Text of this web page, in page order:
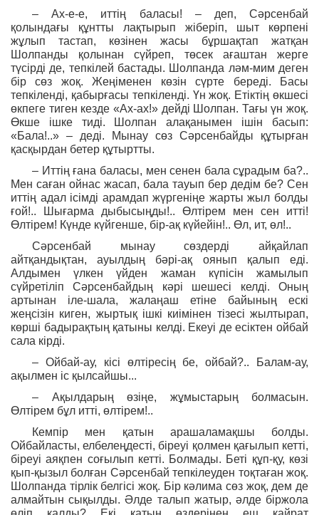
– Ах-е-е, иттің баласы! – деп, Сәрсенбай
қолындағы құнтты лақтырып жіберіп, шыт көрпені
жұлып тастап, көзінен жасы бұршақтап жатқан
Шолпанды қолынан сүйреп, төсек ағаштан жерге
түсірді де, тепкілей бастады. Шолпанда ләм-мим деген
бір сөз жоқ. Жеңіменен көзін сүрте береді. Басы
тепкіленді, қабырғасы тепкіленді. Үн жоқ. Етіктің өкшесі
өкпеге тиген кезде «Ах-ах!» дейді Шолпан. Тағы үн жоқ.
Өкше ішке тиді. Шолпан алақанымен ішін басып:
«Бала!..» – деді. Мынау сөз Сәрсенбайды құтырған
қасқырдан бетер құтыртты.
– Иттің ғана баласы, мен сенен бала сұрадым ба?..
Мен саған ойнас жасап, бала тауып бер дедім бе? Сен
иттің адал ісімді арамдап жүргеніңе жарты жыл болды
ғой!.. Шығарма дыбысыңды!.. Өлтірем мен сен итті!
Өлтірем! Күнде күйгенше, бір-ақ күйейін!.. Өл, ит, өл!..
Сәрсенбай мынау сөздерді айқайлап
айтқандықтан, ауылдың бәрі-ақ оянып қалып еді.
Алдымен үлкен үйден жаман күпісін жамылып
сүйретіліп Сәрсенбайдың кәрі шешесі келді. Оның
артынан іле-шала, жалаңаш етіне байының ескі
жеңсізін киген, жыртық ішкі киімінен тізесі жылтырап,
көрші бадырақтың қатыны келді. Екеуі де есіктен ойбай
сала кірді.
– Ойбай-ау, кісі өлтіресің бе, ойбай?.. Балам-ау,
ақылмен іс қылсайшы...
– Ақылдарың өзіңе, жұмыстарың болмасын.
Өлтірем бұл итті, өлтірем!..
Кемпір мен қатын арашаламақшы болды.
Ойбайласты, елбелеңдесті, біреуі қолмен қағылып кетті,
біреуі аяқпен соғылып кетті. Болмады. Беті құп-қу, көзі
қып-қызыл болған Сәрсенбай тепкілеуден тоқтаған жоқ.
Шолпанда тірлік белгісі жоқ. Бір кәлима сөз жоқ, дем де
алмайтын сықылды. Әлде талып жатыр, әлде біржола